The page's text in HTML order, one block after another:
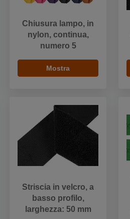
Chiusura lampo, in
nylon, continua,
numero 5
Mostra
Striscia in velcro, a
basso profilo,
larghezza: 50 mm